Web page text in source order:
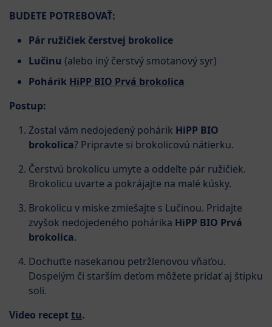
BUDETE POTREBOVAŤ:
Pár ružičiek čerstvej brokolice
Lučinu (alebo iný čerstvý smotanový syr)
Pohárik HiPP BIO Prvá brokolica
Postup:
Zostal vám nedojedený pohárik HiPP BIO
brokolica? Pripravte si brokolicovú nátierku.
Čerstvú brokolicu umyte a oddeľte pár ružičiek.
Brokolicu uvarte a pokrájajte na malé kúsky.
Brokolicu v miske zmiešajte s Lučinou. Pridajte
zvyšok nedojedeného pohárika HiPP BIO Prvá
brokolica.
Dochuťte nasekanou petržlenovou vňaťou.
Dospelým či starším deťom môžete pridať aj štipku
soli.
Video recepttu.